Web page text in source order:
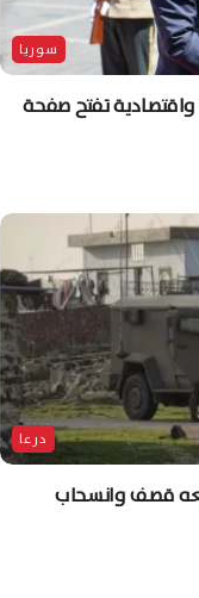
سوريا
واقتصادية تفتح صفحة
درعا
قصف وانسحاب